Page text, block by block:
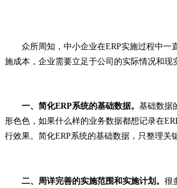
众所周知，中小企业在ERP实施过程中一
施成本，企业需要立足于公司的实际情况和现
一、简化ERP系统的基础数据。 基础数据
形色色，如果什么样的业务数据都想记录在
行效果。简化ERP系统的基础数据，只整理关
二、周详完善的实施范围和实施计划。 很